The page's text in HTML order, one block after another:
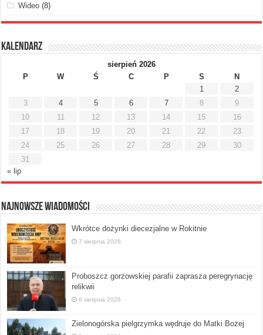
Wideo (8)
Kalendarz
sierpień 2026
P
W Ś C P S
N
1
2
3
4 5 6 7 8
9
10
11 12 13 14 15
16
17
18 19 20 21 22
23
24
25 26 27 28 29
30
31
« lip
Najnowsze Wiadomości
Wkrótce dożynki diecezjalne w Rokitnie
7 sierpnia 2026
Proboszcz gorzowskiej parafii zaprasza peregrynację
relikwii
6 sierpnia 2026
Zielonogórska pielgrzymka wędruje do Matki Bożej